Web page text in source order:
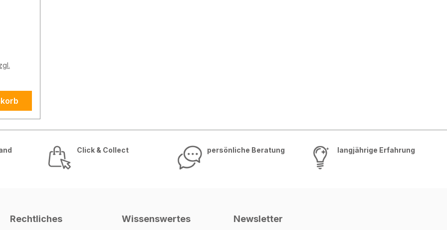
stellt
zum
Click & Collect persönliche Beratung langjährige Erfahrung
Rechtliches Wissenswertes Newsletter